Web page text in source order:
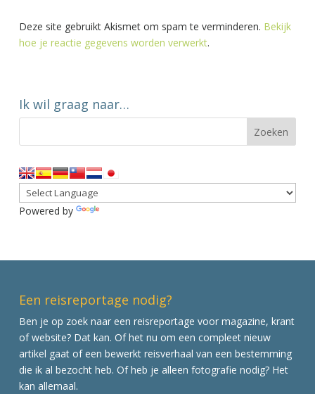
Deze site gebruikt Akismet om spam te verminderen. Bekijk
hoe je reactie gegevens worden verwerkt.
Ik wil graag naar…
Powered by
Een reisreportage nodig?
Ben je op zoek naar een reisreportage voor magazine, krant
of website? Dat kan. Of het nu om een compleet nieuw
artikel gaat of een bewerkt reisverhaal van een bestemming
die ik al bezocht heb. Of heb je alleen fotografie nodig? Het
kan allemaal.